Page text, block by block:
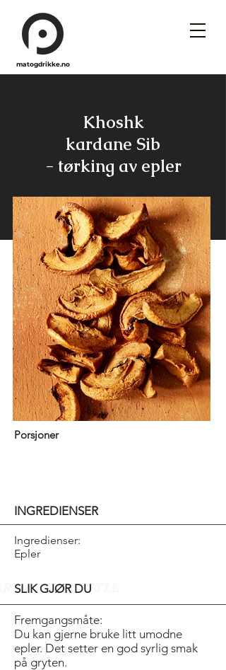
matogdrikke.no
Khoshk
kardane Sib
- tørking av epler
Porsjoner
INGREDIENSER
Ingredienser:
Epler
OF THE TITLE
SLIK GJØR DU
Fremgangsmåte:
Du kan gjerne bruke litt umodne
epler. Det setter en god syrlig smak
på gryten.